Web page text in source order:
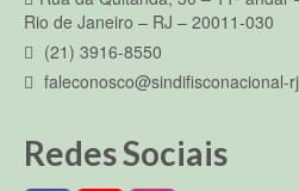
Rio de Janeiro – RJ – 20011-030
(21) 3916-8550
faleconosco@sindifisconacional-
Redes Sociais